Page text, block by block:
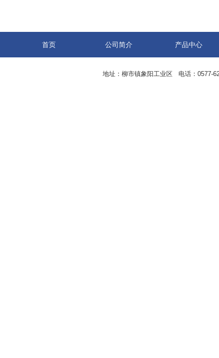
首页 公司简介 产品中心
地址：柳市镇象阳工业区 电话：0577-